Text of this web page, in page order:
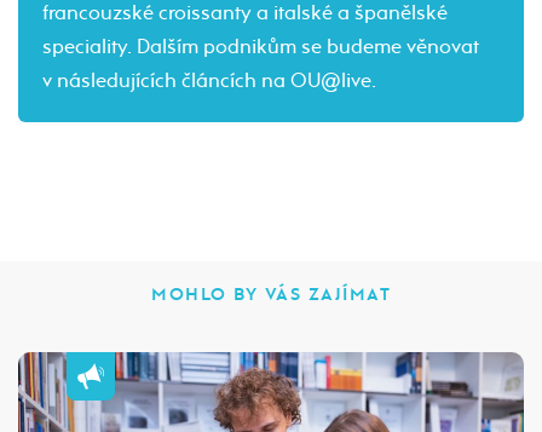
francouzské croissanty a italské a španělské
speciality. Dalším podnikům se budeme věnovat
v následujících článcích na OU@live.
MOHLO BY VÁS ZAJÍMAT